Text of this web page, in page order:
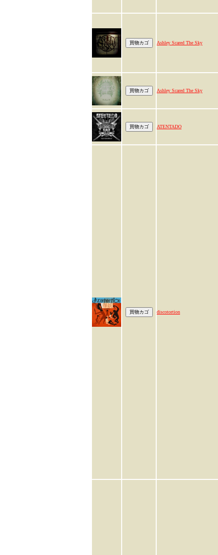
Ashley Scared The Sky
Ashley Scared The Sky
ATENTADO
discotortion